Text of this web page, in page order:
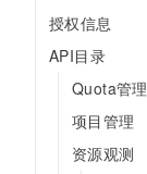
授权信息
API目录
Quota管理
项目管理
资源观测